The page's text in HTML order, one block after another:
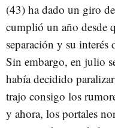
(43) ha dado un giro
cumplió un año desde
separación y su interés
Sin embargo, en julio
había decidido
trajo consigo los
y ahora, los portales